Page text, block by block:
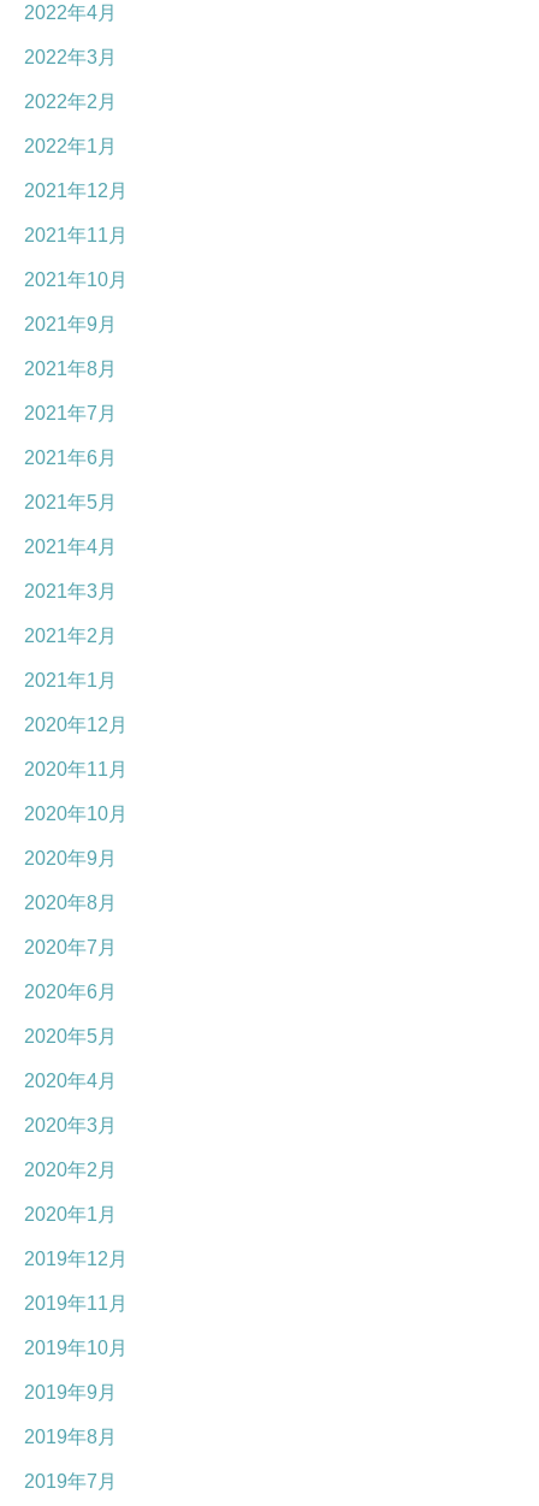
2022年4月
2022年3月
2022年2月
2022年1月
2021年12月
2021年11月
2021年10月
2021年9月
2021年8月
2021年7月
2021年6月
2021年5月
2021年4月
2021年3月
2021年2月
2021年1月
2020年12月
2020年11月
2020年10月
2020年9月
2020年8月
2020年7月
2020年6月
2020年5月
2020年4月
2020年3月
2020年2月
2020年1月
2019年12月
2019年11月
2019年10月
2019年9月
2019年8月
2019年7月